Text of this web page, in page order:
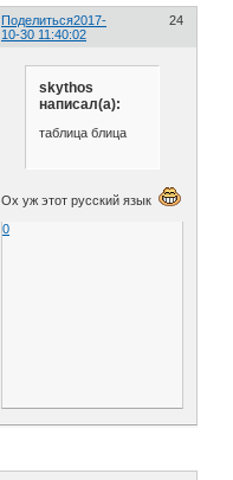
Поделиться 24
2017-
10-30 11:40:02
skythos
написал(а):
таблица блица
Ох уж этот русский язык
0